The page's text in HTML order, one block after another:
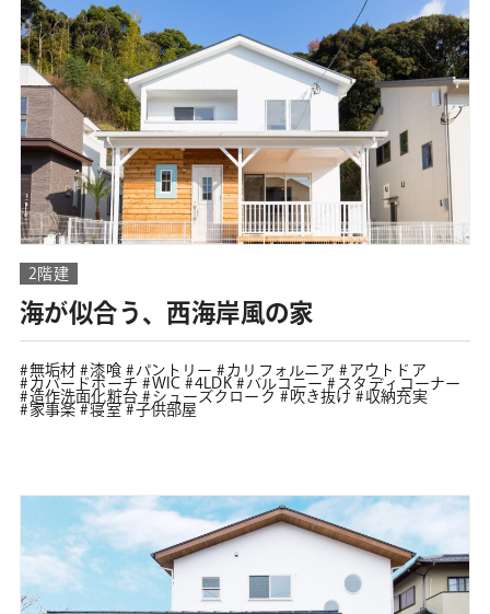
2階建
海が似合う、西海岸風の家
無垢材 漆喰 パントリー カリフォルニア
アウトドア
カバードポーチ
WIC 4LDK バルコニー
スタディコーナー
造作洗面化粧台
シューズクローク 吹き抜け
収納充実
家事楽
寝室 子供部屋